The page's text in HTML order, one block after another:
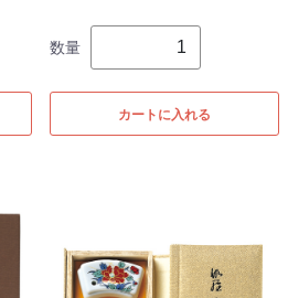
数量
カートに入れる